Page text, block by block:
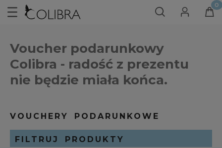
Voucher podarunkowy
Colibra - radość z prezentu
nie będzie miała końca.
VOUCHERY PODARUNKOWE
FILTRUJ PRODUKTY